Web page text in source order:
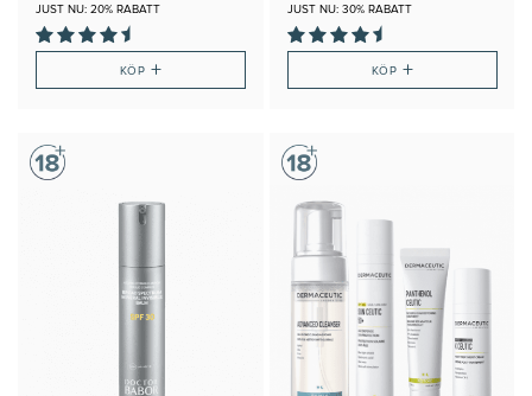
JUST NU: 20% RABATT
KÖP +
JUST NU: 30% RABATT
KÖP +